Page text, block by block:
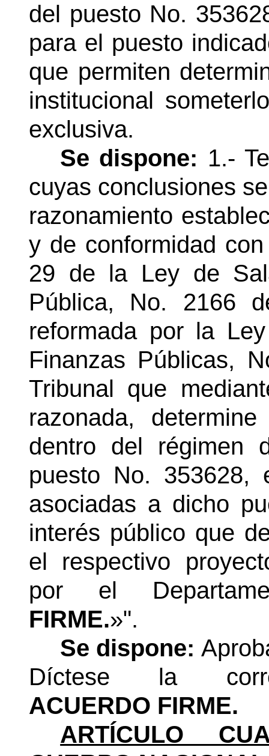
del puesto No.
para el puesto
que permiten
institucional
exclusiva.
Se dispone: 1.-
cuyas conclusiones
razonamiento
y de conformidad
29 de la Ley de
Pública, No. 2166
reformada por la
Finanzas Públicas,
Tribunal que
razonada,
dentro del régimen
puesto No. 353628,
asociadas a dicho
interés público que
el respectivo
por el
FIRME.»".
Se dispone:
Díctese la
ACUERDO FIRME.
ARTÍCULO